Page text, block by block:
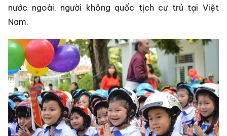
nước ngoài, người không quốc tịch cư trú tại Việt
Nam.